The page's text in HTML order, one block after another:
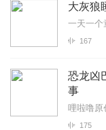
大灰狼
一天一个
167
恐龙凶
事
哩啦噜原
175